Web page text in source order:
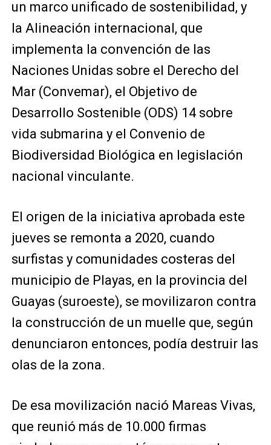
un marco unificado de sostenibilidad, y
la Alineación internacional, que
implementa la convención de las
Naciones Unidas sobre el Derecho del
Mar (Convemar), el Objetivo de
Desarrollo Sostenible (ODS) 14 sobre
vida submarina y el Convenio de
Biodiversidad Biológica en legislación
nacional vinculante.
El origen de la iniciativa aprobada este
jueves se remonta a 2020, cuando
surfistas y comunidades costeras del
municipio de Playas, en la provincia del
Guayas (suroeste), se movilizaron contra
la construcción de un muelle que, según
denunciaron entonces, podía destruir las
olas de la zona.
De esa movilización nació Mareas Vivas,
que reunió más de 10.000 firmas